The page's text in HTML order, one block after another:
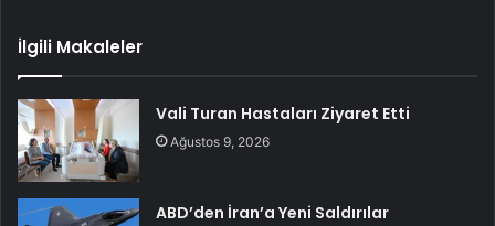
İlgili Makaleler
Vali Turan Hastaları Ziyaret Etti
Ağustos 9, 2026
ABD’den İran’a Yeni Saldırılar